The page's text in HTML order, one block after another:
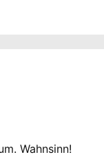
Wahnsinn!